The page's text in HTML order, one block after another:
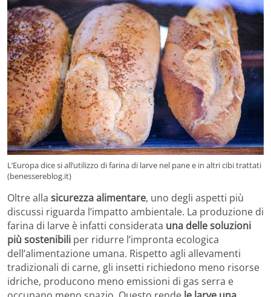
L’Europa dice si all’utilizzo di farina di larve nel pane e in altri cibi trattati
(benessereblog.it)
Oltre alla sicurezza alimentare, uno degli aspetti più
discussi riguarda l’impatto ambientale. La produzione di
farina di larve è infatti considerata una delle soluzioni
più sostenibili per ridurre l’impronta ecologica
dell’alimentazione umana. Rispetto agli allevamenti
tradizionali di carne, gli insetti richiedono meno risorse
idriche, producono meno emissioni di gas serra e